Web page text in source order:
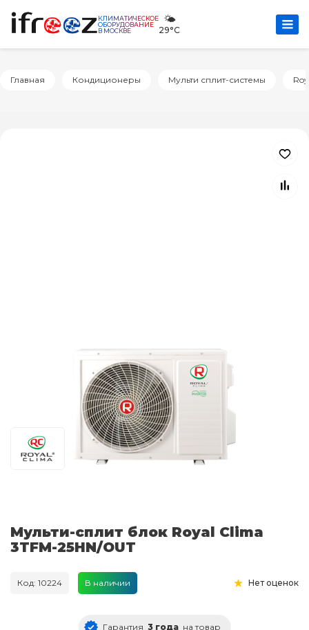
КЛИМАТИЧЕСКОЕ
ОБОРУДОВАНИЕ
В МОСКВЕ
🌤️
29°C
Главная Кондиционеры Мульти сплит-системы
Мульти-сплит блок Royal Clima
3TFM-25HN/OUT
Код: 10224 В наличии Нет оценок
Гарантия 3 года на товар